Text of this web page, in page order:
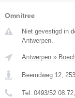
Omnitree
Niet gevestigd in
Antwerpen.
Antwerpen »
Beemdweg 12
Tel: 0493/52.08.72